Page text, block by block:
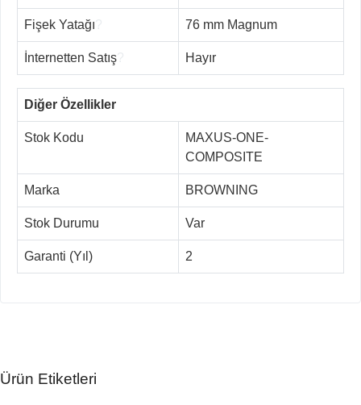
Fişek Yatağı 76 mm Magnum
İnternetten Satış Hayır
Diğer Özellikler
Stok Kodu
MAXUS-ONE-
COMPOSITE
Marka BROWNING
Stok Durumu Var
Garanti (Yıl) 2
Ürün Etiketleri